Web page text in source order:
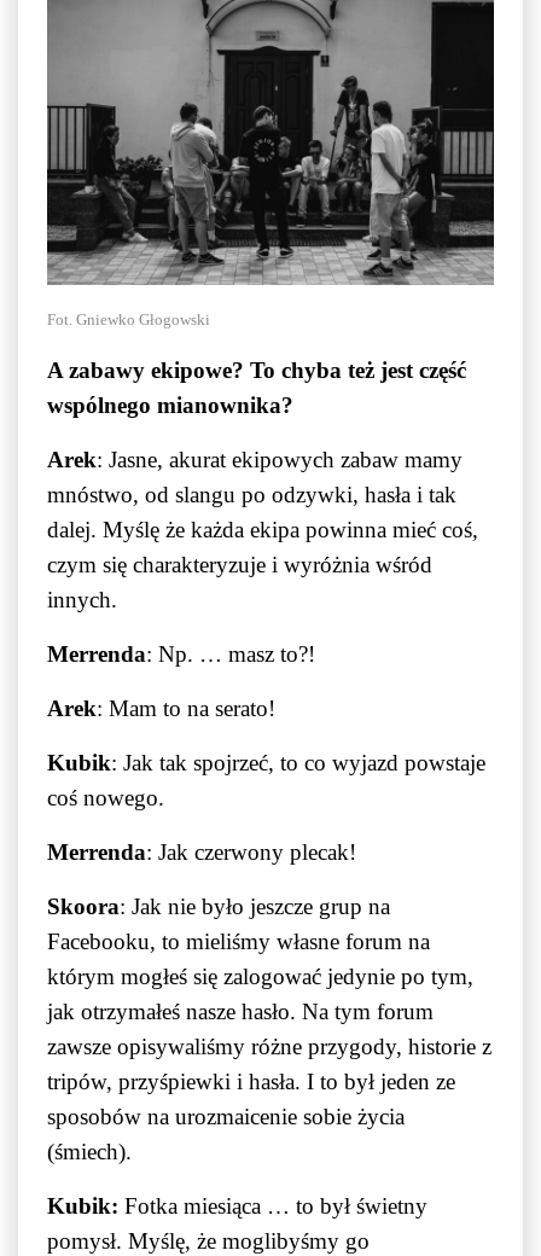
Fot. Gniewko Głogowski
A zabawy ekipowe? To chyba też jest część
wspólnego mianownika?
Arek: Jasne, akurat ekipowych zabaw mamy
mnóstwo, od slangu po odzywki, hasła i tak
dalej. Myślę że każda ekipa powinna mieć coś,
czym się charakteryzuje i wyróżnia wśród
innych.
Merrenda: Np. … masz to?!
Arek: Mam to na serato!
Kubik: Jak tak spojrzeć, to co wyjazd powstaje
coś nowego.
Merrenda: Jak czerwony plecak!
Skoora: Jak nie było jeszcze grup na
Facebooku, to mieliśmy własne forum na
którym mogłeś się zalogować jedynie po tym,
jak otrzymałeś nasze hasło. Na tym forum
zawsze opisywaliśmy różne przygody, historie z
tripów, przyśpiewki i hasła. I to był jeden ze
sposobów na urozmaicenie sobie życia
(śmiech).
Kubik: Fotka miesiąca … to był świetny
pomysł. Myślę, że moglibyśmy go